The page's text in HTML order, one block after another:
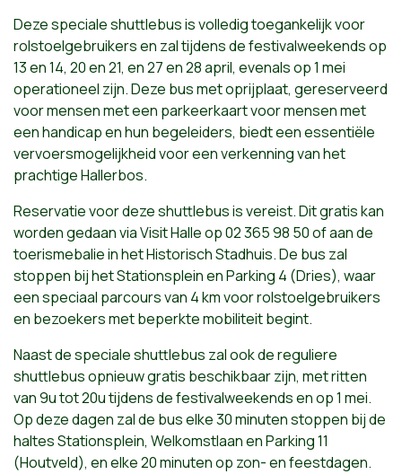
Deze speciale shuttlebus is volledig toegankelijk voor
rolstoelgebruikers en zal tijdens de festivalweekends op
13 en 14, 20 en 21, en 27 en 28 april, evenals op 1 mei
operationeel zijn. Deze bus met oprijplaat, gereserveerd
voor mensen met een parkeerkaart voor mensen met
een handicap en hun begeleiders, biedt een essentiële
vervoersmogelijkheid voor een verkenning van het
prachtige Hallerbos.
Reservatie voor deze shuttlebus is vereist. Dit gratis kan
worden gedaan via Visit Halle op 02 365 98 50 of aan de
toerismebalie in het Historisch Stadhuis. De bus zal
stoppen bij het Stationsplein en Parking 4 (Dries), waar
een speciaal parcours van 4 km voor rolstoelgebruikers
en bezoekers met beperkte mobiliteit begint.
Naast de speciale shuttlebus zal ook de reguliere
shuttlebus opnieuw gratis beschikbaar zijn, met ritten
van 9u tot 20u tijdens de festivalweekends en op 1 mei.
Op deze dagen zal de bus elke 30 minuten stoppen bij de
haltes Stationsplein, Welkomstlaan en Parking 11
(Houtveld), en elke 20 minuten op zon- en feestdagen.